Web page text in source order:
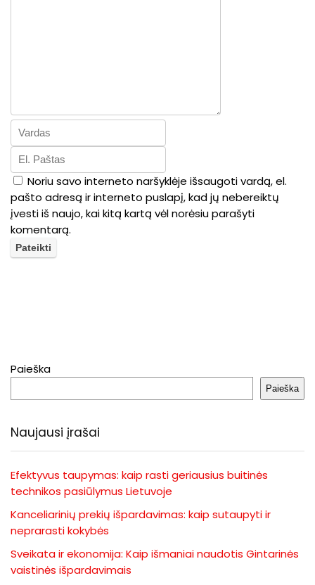
Noriu savo interneto naršyklėje išsaugoti vardą, el.
pašto adresą ir interneto puslapį, kad jų nebereiktų
įvesti iš naujo, kai kitą kartą vėl norėsiu parašyti
komentarą.
Paieška
Paieška
Naujausi įrašai
Efektyvus taupymas: kaip rasti geriausius buitinės
technikos pasiūlymus Lietuvoje
Kanceliarinių prekių išpardavimas: kaip sutaupyti ir
neprarasti kokybės
Sveikata ir ekonomija: Kaip išmaniai naudotis Gintarinės
vaistinės išpardavimais